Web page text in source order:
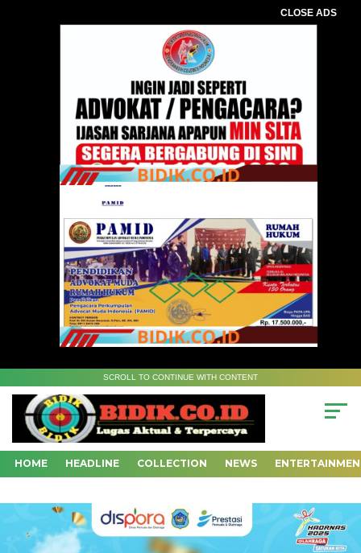
CLOSE ADS
SCROLL TO CONTINUE WITH CONTENT
HOME HEADLINE COLLECTION NEWS